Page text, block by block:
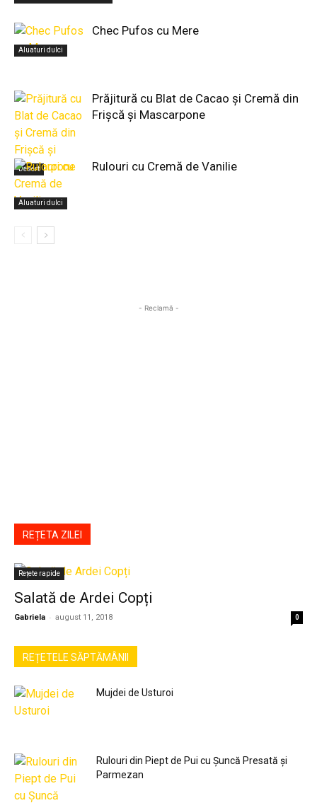
Aluaturi dulci
Chec Pufos cu Mere
Desert
Prăjitură cu Blat de Cacao și Cremă din
Frișcă și Mascarpone
Aluaturi dulci
Rulouri cu Cremă de Vanilie
- Reclamă -
REȚETA ZILEI
Rețete rapide
Salată de Ardei Copți
Gabriela - august 11, 2018 0
REȚETELE SĂPTĂMÂNII
Mujdei de Usturoi
Rulouri din Piept de Pui cu Șuncă Presată și
Parmezan